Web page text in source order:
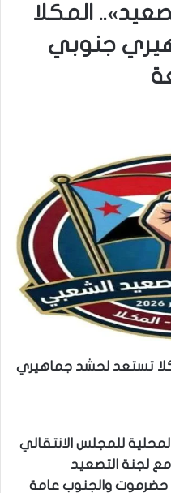
المكلا
جنوبي
تستعد لحشد جماهيري
للمجلس الانتقالي
لجنة التصعيد
حضرموت والجنوب عامة